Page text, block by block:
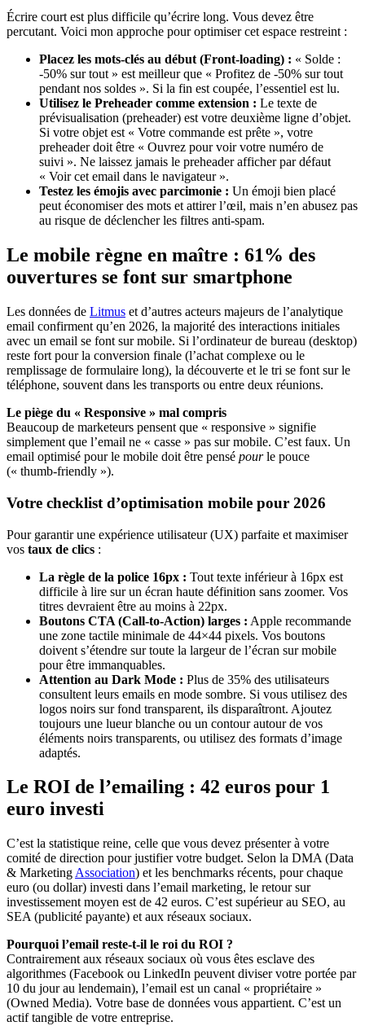
Écrire court est plus difficile qu’écrire long. Vous devez être
percutant. Voici mon approche pour optimiser cet espace restreint :
Placez les mots-clés au début (Front-loading) : « Solde :
-50% sur tout » est meilleur que « Profitez de -50% sur tout
pendant nos soldes ». Si la fin est coupée, l’essentiel est lu.
Utilisez le Preheader comme extension : Le texte de
prévisualisation (preheader) est votre deuxième ligne d’objet.
Si votre objet est « Votre commande est prête », votre
preheader doit être « Ouvrez pour voir votre numéro de
suivi ». Ne laissez jamais le preheader afficher par défaut
« Voir cet email dans le navigateur ».
Testez les émojis avec parcimonie : Un émoji bien placé
peut économiser des mots et attirer l’œil, mais n’en abusez pas
au risque de déclencher les filtres anti-spam.
Le mobile règne en maître : 61% des
ouvertures se font sur smartphone
Les données de Litmus et d’autres acteurs majeurs de l’analytique
email confirment qu’en 2026, la majorité des interactions initiales
avec un email se font sur mobile. Si l’ordinateur de bureau (desktop)
reste fort pour la conversion finale (l’achat complexe ou le
remplissage de formulaire long), la découverte et le tri se font sur le
téléphone, souvent dans les transports ou entre deux réunions.
Le piège du « Responsive » mal compris
Beaucoup de marketeurs pensent que « responsive » signifie
simplement que l’email ne « casse » pas sur mobile. C’est faux. Un
email optimisé pour le mobile doit être pensé pourle pouce
(« thumb-friendly »).
Votre checklist d’optimisation mobile pour 2026
Pour garantir une expérience utilisateur (UX) parfaite et maximiser
vos taux de clics :
La règle de la police 16px : Tout texte inférieur à 16px est
difficile à lire sur un écran haute définition sans zoomer. Vos
titres devraient être au moins à 22px.
Boutons CTA (Call-to-Action) larges : Apple recommande
une zone tactile minimale de 44×44 pixels. Vos boutons
doivent s’étendre sur toute la largeur de l’écran sur mobile
pour être immanquables.
Attention au Dark Mode : Plus de 35% des utilisateurs
consultent leurs emails en mode sombre. Si vous utilisez des
logos noirs sur fond transparent, ils disparaîtront. Ajoutez
toujours une lueur blanche ou un contour autour de vos
éléments noirs transparents, ou utilisez des formats d’image
adaptés.
Le ROI de l’emailing : 42 euros pour 1
euro investi
C’est la statistique reine, celle que vous devez présenter à votre
comité de direction pour justifier votre budget. Selon la DMA (Data
& Marketing Association) et les benchmarks récents, pour chaque
euro (ou dollar) investi dans l’email marketing, le retour sur
investissement moyen est de 42 euros. C’est supérieur au SEO, au
SEA (publicité payante) et aux réseaux sociaux.
Pourquoi l’email reste-t-il le roi du ROI ?
Contrairement aux réseaux sociaux où vous êtes esclave des
algorithmes (Facebook ou LinkedIn peuvent diviser votre portée par
10 du jour au lendemain), l’email est un canal « propriétaire »
(Owned Media). Votre base de données vous appartient. C’est un
actif tangible de votre entreprise.